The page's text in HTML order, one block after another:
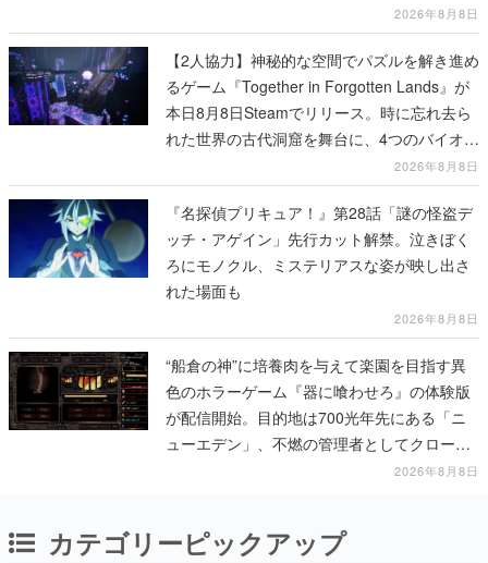
も開設され、2026年リリースに向けて開発中
2026年8月8日
【2人協力】神秘的な空間でパズルを解き進め
るゲーム『Together in Forgotten Lands』が
本日8月8日Steamでリリース。時に忘れ去ら
れた世界の古代洞窟を舞台に、4つのバイオー
2026年8月8日
『名探偵プリキュア！』第28話「謎の怪盗デ
ッチ・アゲイン」先行カット解禁。泣きぼく
ろにモノクル、ミステリアスな姿が映し出さ
れた場面も
2026年8月8日
“船倉の神”に培養肉を与えて楽園を目指す異
色のホラーゲーム『器に喰わせろ』の体験版
が配信開始。目的地は700光年先にある「ニ
ューエデン」、不燃の管理者としてクローン
人間を増やし、加工して神に捧げる2026年8月8日
カテゴリーピックアップ